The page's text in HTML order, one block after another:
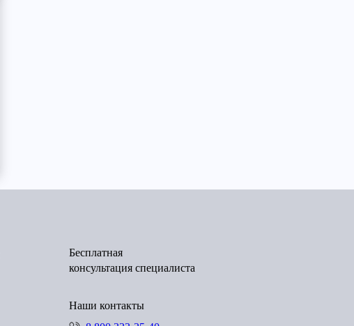
Бесплатная
консультация специалиста
Наши контакты